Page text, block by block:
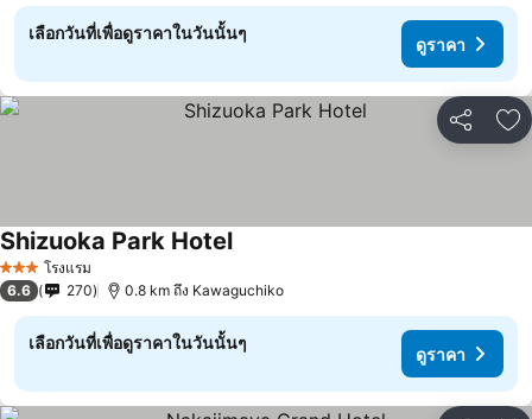
เลือกวันที่เพื่อดูราคาในวันนั้นๆ
ดูราคา
แชร์ เ
3 ดาว โรงแรม
Shizuoka Park Hotelดูราคา
6.6 270 0.8 km ถึง Kawaguchiko
เลือกวันที่เพื่อดูราคาในวันนั้นๆ
ดูราคา